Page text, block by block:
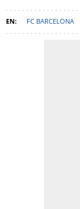
FC BARCELONA